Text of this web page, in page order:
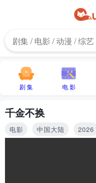
剧 集 电 影
千金不换
电影 中国大陆 2026